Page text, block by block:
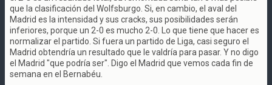
que la clasificación del Wolfsburgo. Si, en cambio, el aval del
Madrid es la intensidad y sus cracks, sus posibilidades serán
inferiores, porque un 2-0 es mucho 2-0. Lo que tiene que hacer es
normalizar el partido. Si fuera un partido de Liga, casi seguro el
Madrid obtendría un resultado que le valdría para pasar. Y no digo
el Madrid "que podría ser". Digo el Madrid que vemos cada fin de
semana en el Bernabéu.